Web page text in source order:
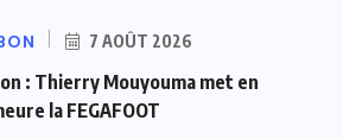
7 AOÛT 2026
: Thierry Mouyouma met en
la FEGAFOOT